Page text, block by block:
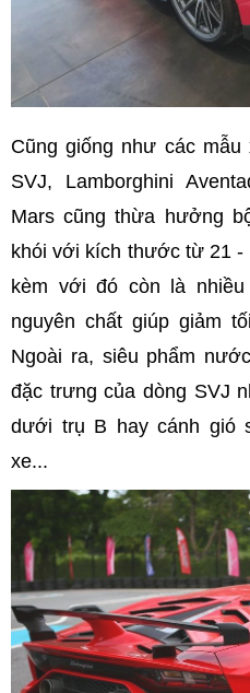
Cũng giống như các
SVJ, Lamborghini
Mars cũng thừa hưởng
khói với kích thước từ 21
kèm với đó còn là
nguyên chất giúp giảm
Ngoài ra, siêu phẩm
đặc trưng của dòng SVJ
dưới trụ B hay cánh gió
xe...